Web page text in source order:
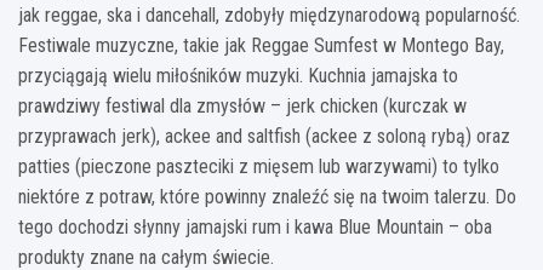
jak reggae, ska i dancehall, zdobyły międzynarodową popularność.
Festiwale muzyczne, takie jak Reggae Sumfest w Montego Bay,
przyciągają wielu miłośników muzyki. Kuchnia jamajska to
prawdziwy festiwal dla zmysłów – jerk chicken (kurczak w
przyprawach jerk), ackee and saltfish (ackee z soloną rybą) oraz
patties (pieczone paszteciki z mięsem lub warzywami) to tylko
niektóre z potraw, które powinny znaleźć się na twoim talerzu. Do
tego dochodzi słynny jamajski rum i kawa Blue Mountain – oba
produkty znane na całym świecie.